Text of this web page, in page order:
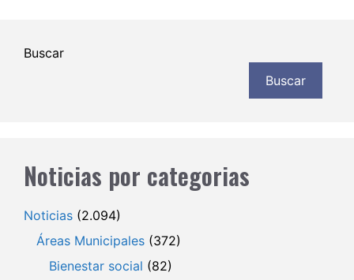
Buscar
Buscar
Noticias por categorias
Noticias (2.094)
Áreas Municipales (372)
Bienestar social (82)